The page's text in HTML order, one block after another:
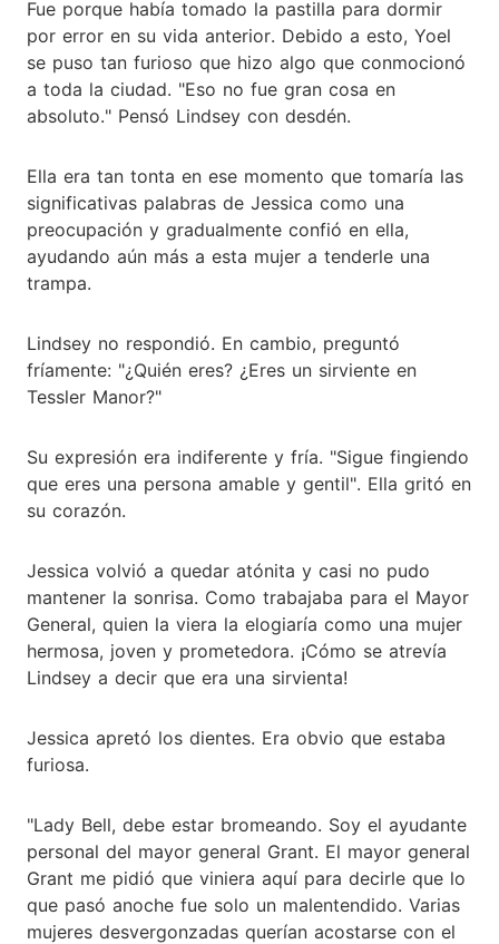
Fue porque había tomado la pastilla para dormir
por error en su vida anterior. Debido a esto, Yoel
se puso tan furioso que hizo algo que conmocionó
a toda la ciudad. "Eso no fue gran cosa en
absoluto." Pensó Lindsey con desdén.
Ella era tan tonta en ese momento que tomaría las
significativas palabras de Jessica como una
preocupación y gradualmente confió en ella,
ayudando aún más a esta mujer a tenderle una
trampa.
Lindsey no respondió. En cambio, preguntó
fríamente: "¿Quién eres? ¿Eres un sirviente en
Tessler Manor?"
Su expresión era indiferente y fría. "Sigue fingiendo
que eres una persona amable y gentil". Ella gritó en
su corazón.
Jessica volvió a quedar atónita y casi no pudo
mantener la sonrisa. Como trabajaba para el Mayor
General, quien la viera la elogiaría como una mujer
hermosa, joven y prometedora. ¡Cómo se atrevía
Lindsey a decir que era una sirvienta!
Jessica apretó los dientes. Era obvio que estaba
furiosa.
"Lady Bell, debe estar bromeando. Soy el ayudante
personal del mayor general Grant. El mayor general
Grant me pidió que viniera aquí para decirle que lo
que pasó anoche fue solo un malentendido. Varias
mujeres desvergonzadas querían acostarse con el